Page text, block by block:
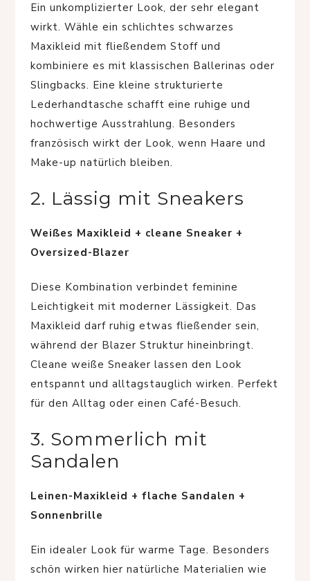
Ein unkomplizierter Look, der sehr elegant
wirkt. Wähle ein schlichtes schwarzes
Maxikleid mit fließendem Stoff und
kombiniere es mit klassischen Ballerinas oder
Slingbacks. Eine kleine strukturierte
Lederhandtasche schafft eine ruhige und
hochwertige Ausstrahlung. Besonders
französisch wirkt der Look, wenn Haare und
Make-up natürlich bleiben.
2. Lässig mit Sneakers
Weißes Maxikleid + cleane Sneaker +
Oversized-Blazer
Diese Kombination verbindet feminine
Leichtigkeit mit moderner Lässigkeit. Das
Maxikleid darf ruhig etwas fließender sein,
während der Blazer Struktur hineinbringt.
Cleane weiße Sneaker lassen den Look
entspannt und alltagstauglich wirken. Perfekt
für den Alltag oder einen Café-Besuch.
3. Sommerlich mit
Sandalen
Leinen-Maxikleid + flache Sandalen +
Sonnenbrille
Ein idealer Look für warme Tage. Besonders
schön wirken hier natürliche Materialien wie